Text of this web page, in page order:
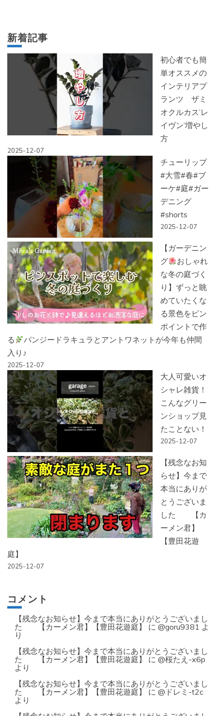
新着記事
初心者でも簡
単オススメの
インテリアプ
ランツ ザミ
オクルカス’レ
イヴン’増やし
方
2025-12-07
チューリップ
#大雪#春#ブ
ーケ#庭#ガー
デニング
#shorts
2025-12-07
【ガーデニン
グ
おしゃれ
な冬の庭づく
り】ずっと眺
めていたくな
る景色をピン
ポイントで作
る
パンジードラキュラとアントワネットが今年も仲間
入り♪
2025-12-07
大人可愛いオ
シャレ雑貨！
こんなグリー
ンショップ見
たことない！
2025-12-07
【残念なお知
らせ】今まで
本当にありが
とうございま
した 【カ
ーメン君】
【豊田花遊
庭】
2025-12-07
コメント
【残念なお知らせ】今まで本当にありがとうございまし
た 【カーメン君】【豊田花遊庭】
に @goru9381 よ
り
【残念なお知らせ】今まで本当にありがとうございまし
た 【カーメン君】【豊田花遊庭】
に @桜たえ-x6p
より
【残念なお知らせ】今まで本当にありがとうございまし
た 【カーメン君】【豊田花遊庭】
に @ドレミ-t2c
より